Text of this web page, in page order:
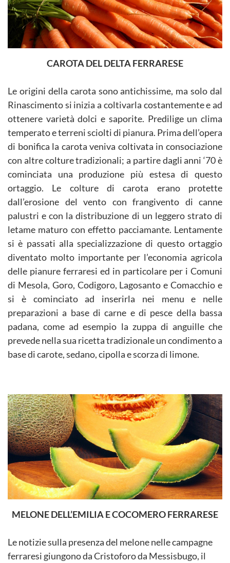
CAROTA DEL DELTA FERRARESE
Le origini della carota sono antichissime, ma solo dal
Rinascimento si inizia a coltivarla costantemente e ad
ottenere varietà dolci e saporite. Predilige un clima
temperato e terreni sciolti di pianura. Prima dell’opera
di bonifica la carota veniva coltivata in consociazione
con altre colture tradizionali; a partire dagli anni ‘70 è
cominciata una produzione più estesa di questo
ortaggio. Le colture di carota erano protette
dall’erosione del vento con frangivento di canne
palustri e con la distribuzione di un leggero strato di
letame maturo con effetto pacciamante. Lentamente
si è passati alla specializzazione di questo ortaggio
diventato molto importante per l’economia agricola
delle pianure ferraresi ed in particolare per i Comuni
di Mesola, Goro, Codigoro, Lagosanto e Comacchio e
si è cominciato ad inserirla nei menu e nelle
preparazioni a base di carne e di pesce della bassa
padana, come ad esempio la zuppa di anguille che
prevede nella sua ricetta tradizionale un condimento a
base di carote, sedano, cipolla e scorza di limone.
MELONE DELL’EMILIA E COCOMERO FERRARESE
Le notizie sulla presenza del melone nelle campagne
ferraresi giungono da Cristoforo da Messisbugo, il